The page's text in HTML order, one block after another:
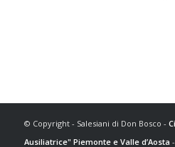
© Copyright - Salesiani di Don Bosco -
Ausiliatrice" Piemonte e Valle d’Aosta